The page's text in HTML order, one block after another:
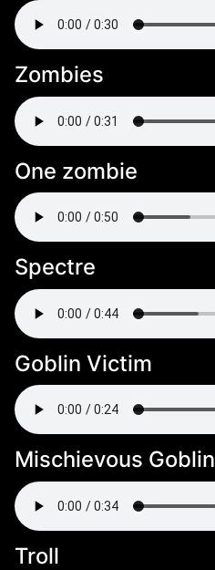
Zombies
One zombie
Spectre
Goblin Victim
Mischievous Goblin
Troll